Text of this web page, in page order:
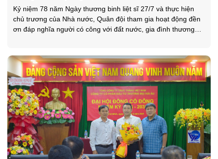
Kỷ niệm 78 năm Ngày thương binh liệt sĩ 27/7 và thực hiện
chủ trương của Nhà nước, Quân đội tham gia hoạt động đền
ơn đáp nghĩa người có công với đất nước, gia đình thương